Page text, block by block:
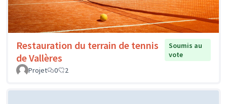
Restauration du terrain de tennis
de Vallères
Soumis au
vote
Projet
0 2